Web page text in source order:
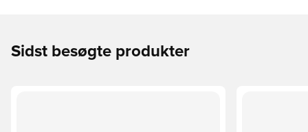
Sidst besøgte produkter